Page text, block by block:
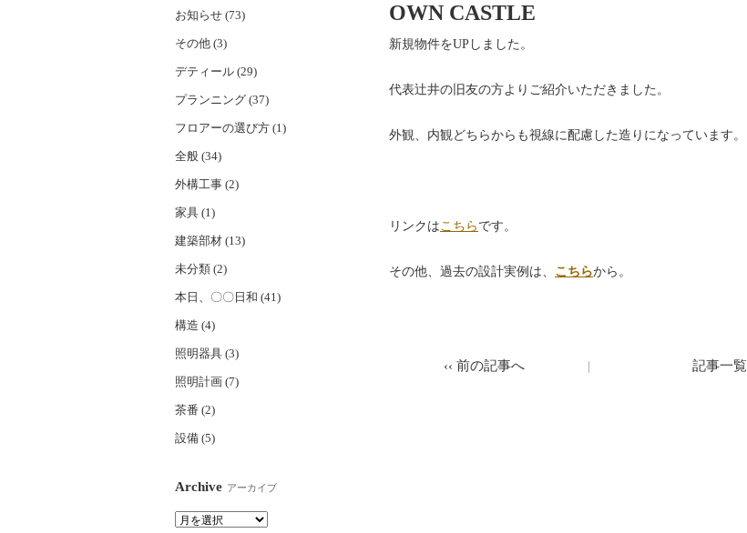
OWN CASTLE
新規物件をUPしました。
代表辻井の旧友の方よりご紹介いただきました。
外観、内観どちらからも視線に配慮した造りになっています。
リンクはこちら です。
その他、過去の設計実例は、 こちらから。
‹‹ 前の記事へ 記事一覧
お知らせ (73)
その他 (3)
デティール (29)
プランニング (37)
フロアーの選び方 (1)
全般 (34)
外構工事 (2)
家具 (1)
建築部材 (13)
未分類 (2)
本日、〇〇日和 (41)
構造 (4)
照明器具 (3)
照明計画 (7)
茶番 (2)
設備 (5)
Archive アーカイブ